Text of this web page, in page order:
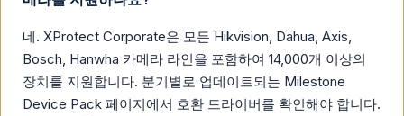
네. XProtect Corporate은 모든 Hikvision, Dahua, Axis,
Bosch, Hanwha 카메라 라인을 포함하여 14,000개 이상의
장치를 지원합니다. 분기별로 업데이트되는 Milestone
Device Pack 페이지에서 호환 드라이버를 확인해야 합니다.